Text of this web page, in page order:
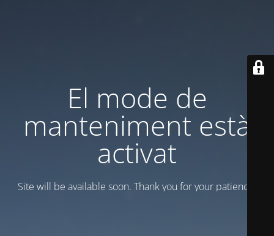
El mode de
manteniment està
activat
Site will be available soon. Thank you for your patience!